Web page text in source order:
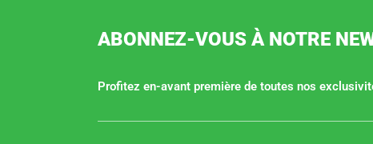
ABONNEZ-VOUS À NOTRE
Profitez en-avant première de toutes nos